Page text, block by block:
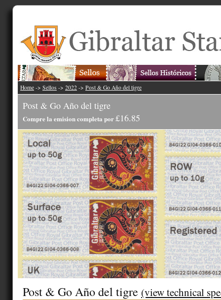
Home -> Sellos -> 2022 -> Post & Go Año del tigre
Post & Go Año del tigre
Compre la emision completa por£16.85
Post & Go Año del tigre (view technical